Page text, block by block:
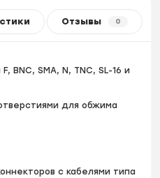
Отзывы 0
BNC, SMA, N, TNC, SL-16 и
для обжима
с кабелями типа